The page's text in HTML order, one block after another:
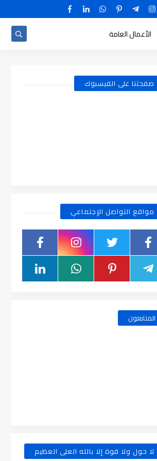
الأعمال العامة
صفحتنا على الفيسبوك
مواقع التواصل الإجتماعي
المتابعون
لا حول ولا قوة إلا بالله العلى العظيم